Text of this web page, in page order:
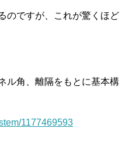
のですが、これが驚くほど
ル角、離隔をもとに基本構
1177469593